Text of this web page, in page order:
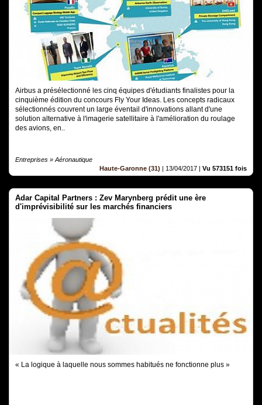
Airbus a présélectionné les cinq équipes d'étudiants finalistes pour la
cinquième édition du concours Fly Your Ideas. Les concepts radicaux
sélectionnés couvrent un large éventail d'innovations allant d'une
solution alternative à l'imagerie satellitaire à l'amélioration du roulage
des avions, en..
Entreprises » Aéronautique
Haute-Garonne (31) | 13/04/2017 | Vu 573151 fois
Adar Capital Partners : Zev Marynberg prédit une ère
d'imprévisibilité sur les marchés financiers
« La logique à laquelle nous sommes habitués ne fonctionne plus »